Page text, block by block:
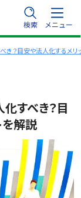
検索 メニュー
？目安や法人化するメリ
すべき？目
を解説